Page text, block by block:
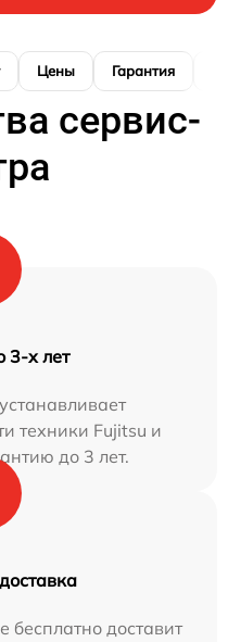
Цены Гарантия
сервис-
3-х лет
техники Fujitsu и
до 3 лет.
бесплатно доставит